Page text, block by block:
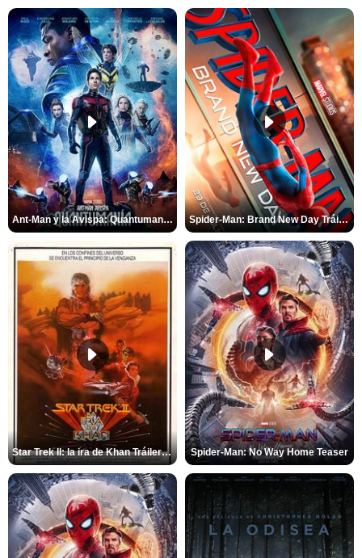
Ant-Man y la Avispa: Quantumanía Tráiler (2) Spider-Man: Brand New Day Tráiler (3)
Star Trek II: la ira de Khan Tráiler VO Spider-Man: No Way Home Teaser